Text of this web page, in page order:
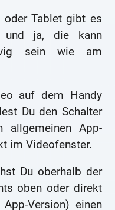
oder Tablet gibt es
und ja, die kann
sein wie am
auf dem Handy
Du den Schalter
App-
im Videofenster.
Du oberhalb der
oben oder direkt
Version) einen